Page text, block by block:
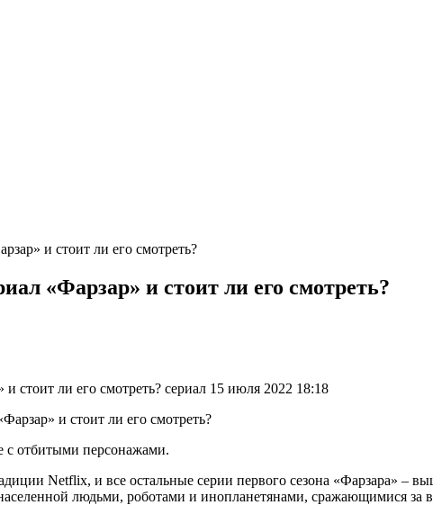
и стоит ли его смотреть?
«Фарзар» и стоит ли его смотреть?
стоит ли его смотреть? сериал 15 июля 2022 18:18
с отбитыми персонажами.
Netflix, и все остальные серии первого сезона «Фарзара» –
людьми, роботами и инопланетянами, сражающимися за